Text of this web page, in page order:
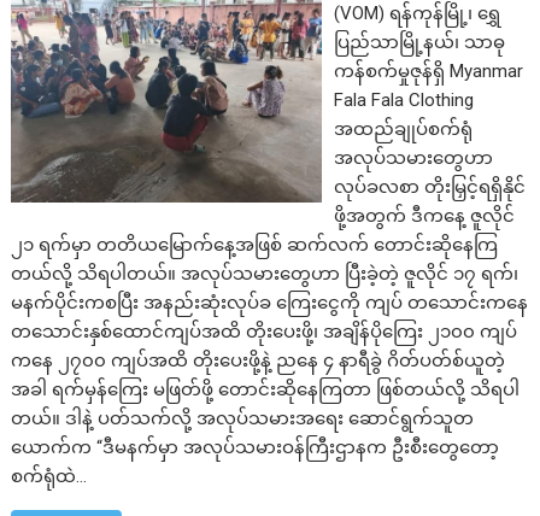
(VOM) ရန်ကုန်မြို့၊ ရွှေ
ပြည်သာမြို့နယ်၊ သာဓု
ကန်စက်မှုဇုန်ရှိ Myanmar
Fala Fala Clothing
အထည်ချုပ်စက်ရုံ
အလုပ်သမားတွေဟာ
လုပ်ခလစာ တိုးမြှင့်ရရှိနိုင်
ဖို့အတွက် ဒီကနေ့ ဇူလိုင်
၂၁ ရက်မှာ တတိယမြောက်နေ့အဖြစ် ဆက်လက် တောင်းဆိုနေကြ
တယ်လို့ သိရပါတယ်။ အလုပ်သမားတွေဟာ ပြီးခဲ့တဲ့ ဇူလိုင် ၁၇ ရက်၊
မနက်ပိုင်းကစပြီး အနည်းဆုံးလုပ်ခ ကြေးငွေကို ကျပ် တသောင်းကနေ
တသောင်းနှစ်ထောင်ကျပ်အထိ တိုးပေးဖို့၊ အချိန်ပိုကြေး ၂၁၀၀ ကျပ်
ကနေ ၂၇၀၀ ကျပ်အထိ တိုးပေးဖို့နဲ့ ညနေ ၄ နာရီခွဲ ဂိတ်ပတ်စ်ယူတဲ့
အခါ ရက်မှန်ကြေး မဖြတ်ဖို့ တောင်းဆိုနေကြတာ ဖြစ်တယ်လို့ သိရပါ
တယ်။ ဒါနဲ့ ပတ်သက်လို့ အလုပ်သမားအရေး ဆောင်ရွက်သူတ
ယောက်က “ဒီမနက်မှာ အလုပ်သမားဝန်ကြီးဌာနက ဦးစီးတွေတော့
စက်ရုံထဲ…